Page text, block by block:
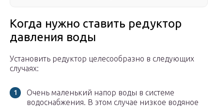
Когда нужно ставить редуктор
давления воды
Установить редуктор целесообразно в следующих
случаях:
Очень маленький напор воды в системе
водоснабжения. В этом случае низкое водяное